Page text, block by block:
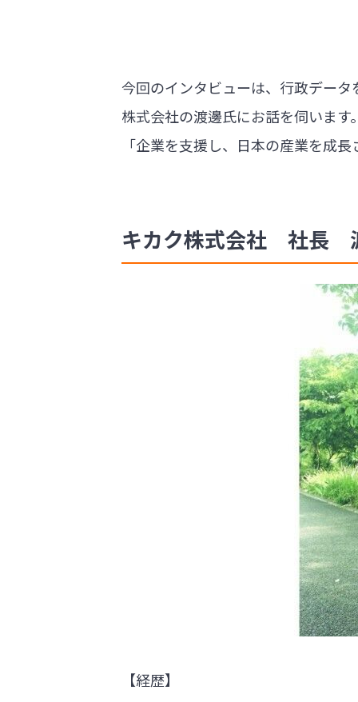
今回のインタビューは、行政デー
株式会社の渡邊氏にお話を伺います
「企業を支援し、日本の産業を成
キカク株式会社 社長
【経歴】